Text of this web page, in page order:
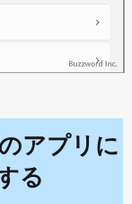
アプリに
る